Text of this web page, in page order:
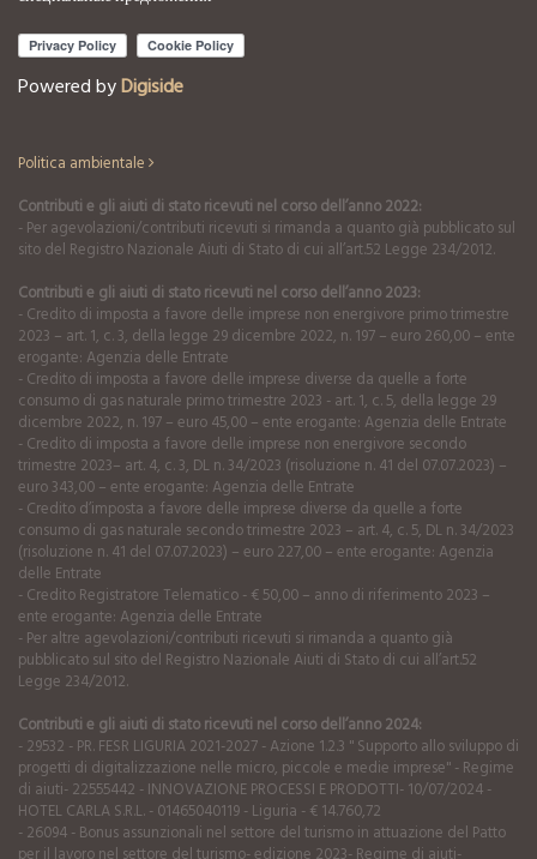
Powered byDigiside
Politica ambientale
Contributi e gli aiuti di stato ricevuti nel corso dell’anno 2022:
- Per agevolazioni/contributi ricevuti si rimanda a quanto già pubblicato sul
sito del Registro Nazionale Aiuti di Stato di cui all’art.52 Legge 234/2012.
Contributi e gli aiuti di stato ricevuti nel corso dell’anno 2023:
- Credito di imposta a favore delle imprese non energivore primo trimestre
2023 – art. 1, c. 3, della legge 29 dicembre 2022, n. 197 – euro 260,00 – ente
erogante: Agenzia delle Entrate
- Credito di imposta a favore delle imprese diverse da quelle a forte
consumo di gas naturale primo trimestre 2023 - art. 1, c. 5, della legge 29
dicembre 2022, n. 197 – euro 45,00 – ente erogante: Agenzia delle Entrate
- Credito di imposta a favore delle imprese non energivore secondo
trimestre 2023– art. 4, c. 3, DL n. 34/2023 (risoluzione n. 41 del 07.07.2023) –
euro 343,00 – ente erogante: Agenzia delle Entrate
- Credito d’imposta a favore delle imprese diverse da quelle a forte
consumo di gas naturale secondo trimestre 2023 – art. 4, c. 5, DL n. 34/2023
(risoluzione n. 41 del 07.07.2023) – euro 227,00 – ente erogante: Agenzia
delle Entrate
- Credito Registratore Telematico - € 50,00 – anno di riferimento 2023 –
ente erogante: Agenzia delle Entrate
- Per altre agevolazioni/contributi ricevuti si rimanda a quanto già
pubblicato sul sito del Registro Nazionale Aiuti di Stato di cui all’art.52
Legge 234/2012.
Contributi e gli aiuti di stato ricevuti nel corso dell’anno 2024:
- 29532 - PR. FESR LIGURIA 2021-2027 - Azione 1.2.3 " Supporto allo sviluppo di
progetti di digitalizzazione nelle micro, piccole e medie imprese" - Regime
di aiuti- 22555442 - INNOVAZIONE PROCESSI E PRODOTTI- 10/07/2024 -
HOTEL CARLA S.R.L. - 01465040119 - Liguria - € 14.760,72
- 26094 - Bonus assunzionali nel settore del turismo in attuazione del Patto